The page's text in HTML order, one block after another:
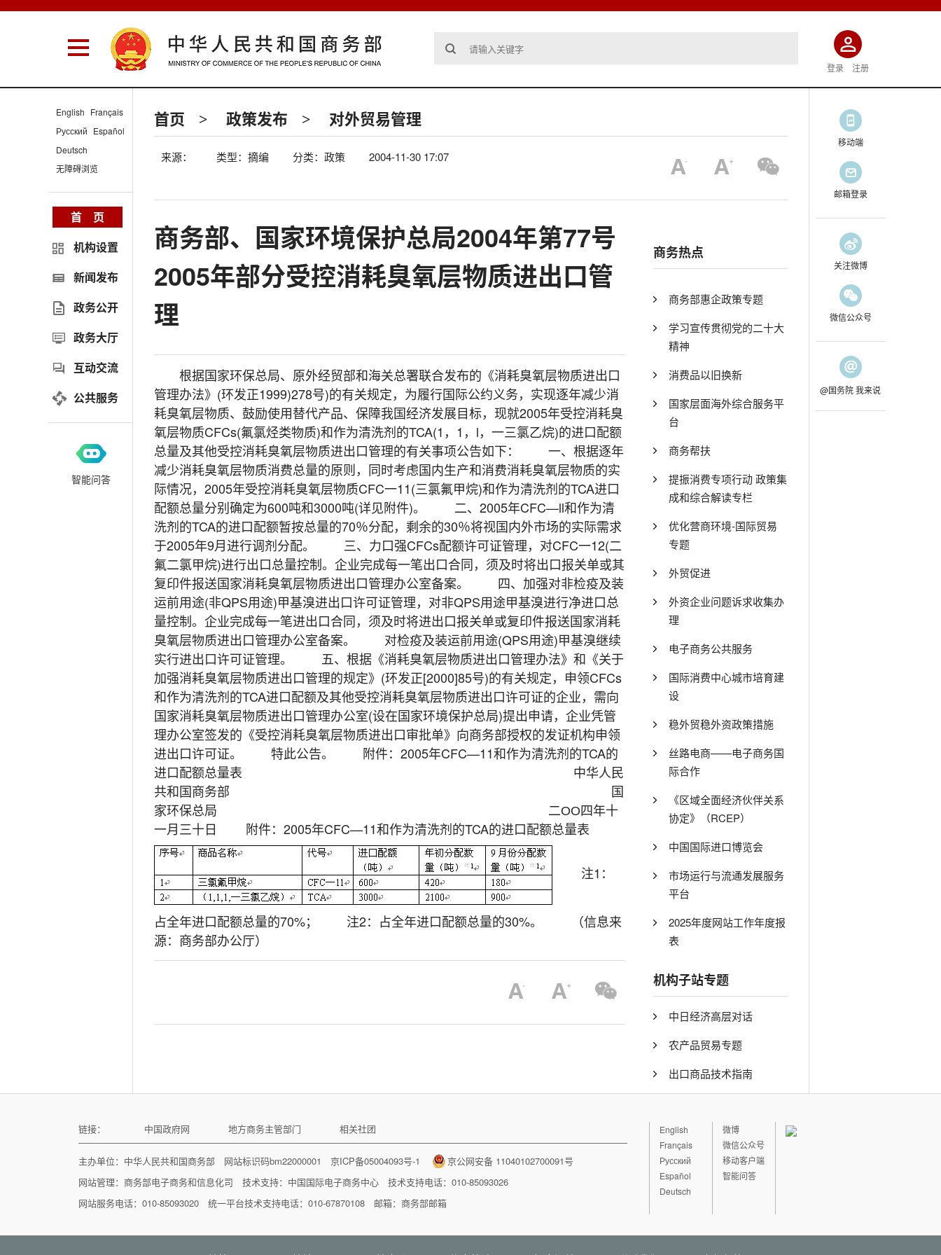
登录 注册
首页 > 政策发布 > 对外贸易管理
来源： 类型：摘编 分类：政策 2004-11-30 17:07
商务部、国家环境保护总局2004年第77号
2005年部分受控消耗臭氧层物质进出口管
理
根据国家环保总局、原外经贸部和海关总署联合发布的《消耗臭氧层物质进出口
管理办法》(环发正1999)278号)的有关规定，为履行国际公约义务，实现逐年减少消
耗臭氧层物质、鼓励使用替代产品、保障我国经济发展目标，现就2005年受控消耗臭
氧层物质CFCs(氟氯烃类物质)和作为清洗剂的TCA(1，1，l，一三氯乙烷)的进口配额
总量及其他受控消耗臭氧层物质进出口管理的有关事项公告如下： 一、根据逐年
减少消耗臭氧层物质消费总量的原则，同时考虑国内生产和消费消耗臭氧层物质的实
际情况，2005年受控消耗臭氧层物质CFC一11(三氯氟甲烷)和作为清洗剂的TCA进口
配额总量分别确定为600吨和3000吨(详见附件)。 二、2005年CFC—ll和作为清
洗剂的TCA的进口配额暂按总量的70％分配，剩余的30％将视国内外市场的实际需求
于2005年9月进行调剂分配。 三、力口强CFCs配额许可证管理，对CFC一12(二
氟二氯甲烷)进行出口总量控制。企业完成每一笔出口合同，须及时将出口报关单或其
复印件报送国家消耗臭氧层物质进出口管理办公室备案。 四、加强对非检疫及装
运前用途(非QPS用途)甲基溴进出口许可证管理，对非QPS用途甲基溴进行净进口总
量控制。企业完成每一笔进出口合同，须及时将进出口报关单或复印件报送国家消耗
臭氧层物质进出口管理办公室备案。 对检疫及装运前用途(QPS用途)甲基溴继续
实行进出口许可证管理。 五、根据《消耗臭氧层物质进出口管理办法》和《关于
加强消耗臭氧层物质进出口管理的规定》(环发正[2000]85号)的有关规定，申领CFCs
和作为清洗剂的TCA进口配额及其他受控消耗臭氧层物质进出口许可证的企业，需向
国家消耗臭氧层物质进出口管理办公室(设在国家环境保护总局)提出申请，企业凭管
理办公室签发的《受控消耗臭氧层物质进出口审批单》向商务部授权的发证机构申领
进出口许可证。 特此公告。 附件：2005年CFC—11和作为清洗剂的TCA的
进口配额总量表 中华人民
共和国商务部 国
家环保总局 二ОО四年十
一月三十日 附件：2005年CFC—11和作为清洗剂的TCA的进口配额总量表
注1：
占全年进口配额总量的70%； 注2：占全年进口配额总量的30%。 （信息来
源：商务部办公厅）
商务热点
商务部惠企政策专题
学习宣传贯彻党的二十大
精神
消费品以旧换新
国家层面海外综合服务平
台
商务帮扶
提振消费专项行动 政策集
成和综合解读专栏
优化营商环境-国际贸易
专题
外贸促进
外资企业问题诉求收集办
理
电子商务公共服务
国际消费中心城市培育建
设
稳外贸稳外资政策措施
丝路电商——电子商务国
际合作
《区域全面经济伙伴关系
协定》（RCEP）
中国国际进口博览会
市场运行与流通发展服务
平台
2025年度网站工作年度报
表
机构子站专题
中日经济高层对话
农产品贸易专题
出口商品技术指南
English Français
Русский Español
Deutsch
无障碍浏览
首 页
机构设置
新闻发布
政务公开
政务大厅
互动交流
公共服务
智能问答
移动端
邮箱登录
关注微博
微信公众号
@国务院 我来说
链接： 中国政府网 地方商务主管部门 相关社团
主办单位：中华人民共和国商务部 网站标识码bm22000001京ICP备05004093号-1
京公网安备 11040102700091号
网站管理：商务部电子商务和信息化司 技术支持： 中国国际电子商务中心 技术支持电话：010-85093026
网站服务电话：010-85093020 统一平台技术支持电话：010-67870108 邮箱：商务部邮箱
English
Français
Русский
Español
Deutsch
微博
微信公众号
移动客户端
智能问答